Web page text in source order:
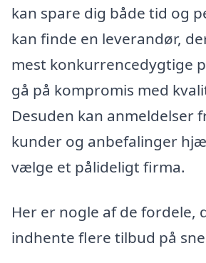
kan spare dig både tid og
kan finde en leverandør,
mest konkurrencedygtige
gå på kompromis med
Desuden kan anmeldelser
kunder og anbefalinger
vælge et pålideligt firma.
Her er nogle af de fordele,
indhente flere tilbud på